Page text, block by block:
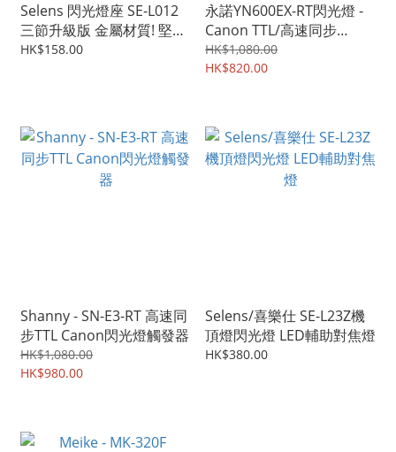
Selens 閃光燈座 SE-L012
三節升級版 金屬材質! 堅固
耐用!
HK$158.00
永諾YN600EX-RT閃光燈 -
Canon TTL/高速同步
1/8,000s
HK$1,080.00
HK$820.00
Shanny - SN-E3-RT 高速同
步TTL Canon閃光燈觸發器
HK$1,080.00
HK$980.00
Selens/喜樂仕 SE-L23Z機
頂燈閃光燈 LED輔助對焦燈
HK$380.00